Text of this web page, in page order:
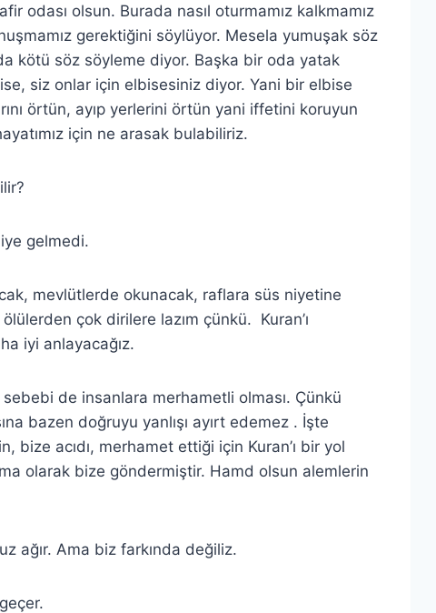
odası olsun. Burada nasıl oturmamız kalkmamız
gerektiğini söylüyor. Mesela yumuşak söz
kötü söz söyleme diyor. Başka bir oda yatak
siz onlar için elbisesiniz diyor. Yani bir elbise
örtün, ayıp yerlerini örtün yani iffetini koruyun
için ne arasak bulabiliriz.
gelmedi.
mevlütlerde okunacak, raflara süs niyetine
çok dirilere lazım çünkü. Kuran’ı
iyi anlayacağız.
sebebi de insanlara merhametli olması. Çünkü
bazen doğruyu yanlışı ayırt edemez . İşte
acıdı, merhamet ettiği için Kuran’ı bir yol
olarak bize göndermiştir. Hamd olsun alemlerin
ağır. Ama biz farkında değiliz.